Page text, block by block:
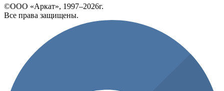
©ООО «Аркат», 1997–2026г.
Все права защищены.